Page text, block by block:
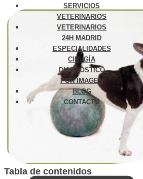
SERVICIOS
VETERINARIOS
VETERINARIOS
24H MADRID
ESPECIALIDADES
CIRUGÍA
DIAGNÓSTICO
POR IMAGEN
BLOG
CONTACTO
Tabla de contenidos